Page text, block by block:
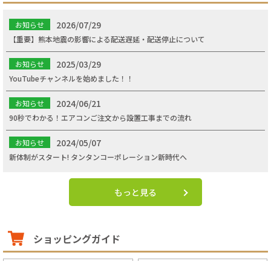
お知らせ 2026/07/29
【重要】熊本地震の影響による配送遅延・配送停止について
お知らせ 2025/03/29
YouTubeチャンネルを始めました！！
お知らせ 2024/06/21
90秒でわかる！エアコンご注文から設置工事までの流れ
お知らせ 2024/05/07
新体制がスタート! タンタンコーポレーション新時代へ
もっと見る
ショッピングガイド